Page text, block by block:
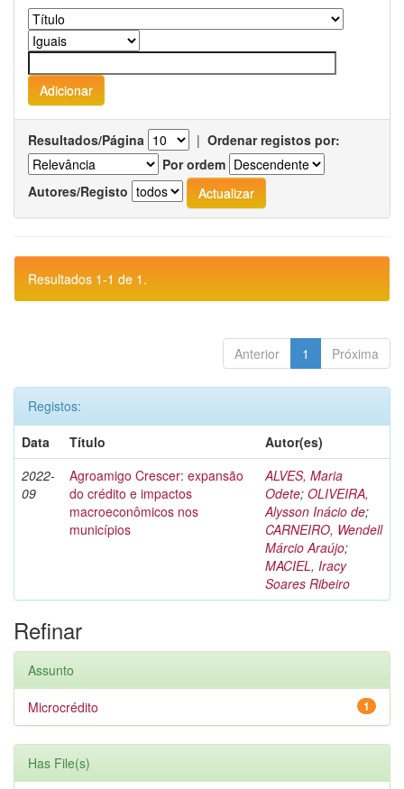
Resultados/Página | Ordenar registos por:
Por ordem
Autores/Registo
Resultados 1-1 de 1.
Anterior 1 Próxima
Registos:
Data
Título
Autor(es)
2022-
09
Agroamigo Crescer: expansão
do crédito e impactos
macroeconômicos nos
municípios
ALVES, Maria
Odete; OLIVEIRA,
Alysson Inácio de;
CARNEIRO, Wendell
Márcio Araújo;
MACIEL, Iracy
Soares Ribeiro
Refinar
Assunto
1
Microcrédito
Has File(s)